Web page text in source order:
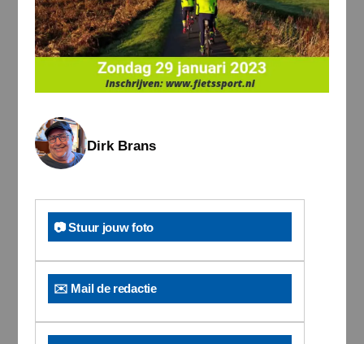
Dirk Brans
📷 Stuur jouw foto
✉️ Mail de redactie